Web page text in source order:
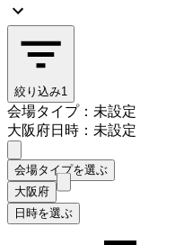
絞り込み1
会場タイプ：未設定
大阪府日時：未設定
会場タイプを選ぶ
大阪府
日時を選ぶ